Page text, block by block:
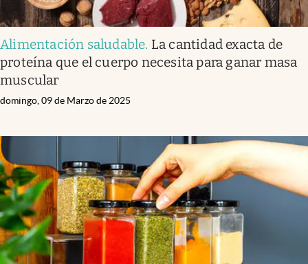
Alimentación saludable. La cantidad exacta de
proteína que el cuerpo necesita para ganar masa
muscular
domingo, 09 de Marzo de 2025